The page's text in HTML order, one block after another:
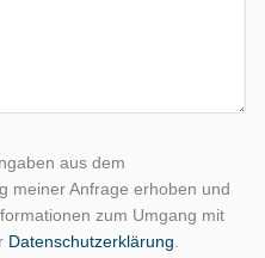
aus dem
meiner Anfrage erhoben und
zum Umgang mit
Datenschutzerklärung